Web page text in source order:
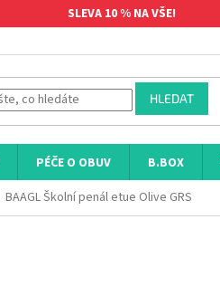
SLEVA 10 % NA VŠE!
HLEDAT
PÉČE O OBUV B.BOX
BAAGL Školní penál etue Olive GRS